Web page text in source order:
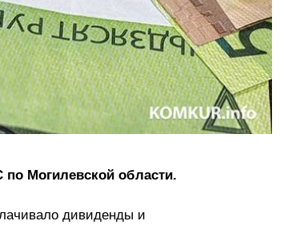
по Могилевской области.
дивиденды и